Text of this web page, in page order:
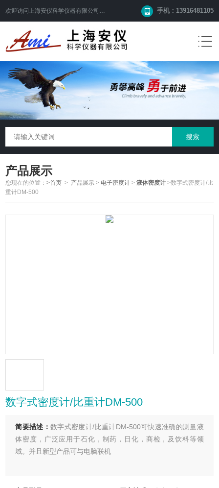
欢迎访问 上海安仪科学仪器有限公司 网站！ 手机：13916481105
产品展示
您现在的位置：>首页 > 产品展示 > 电子密度计 >液体密度计 >数字式密度计/比
重计DM-500
数字式密度计/比重计DM-500
简要描述： 数字式密度计/比重计DM-500可快速准确的测量液
体密度，广泛应用于石化，制药，日化，商检，及饮料等领
域。并且新型产品可与电脑联机